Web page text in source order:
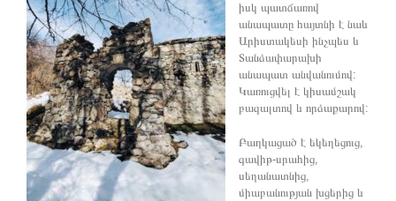
իսկ պատճառով
անապատը հայտնի է նաև
Արիստակեսի ինչպես և
Տանձափարախի
անապատ անվանումով:
Կառուցվել է կիսամշակ
բազալտով և որձաքարով:
Բաղկացած է եկեղեցուց,
գավիթ-սրահից,
սեղանատնից,
միաբանության խցերից և